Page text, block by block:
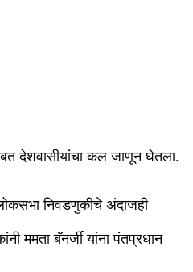
देशवासीयांचा कल जाणून घेतला.
निवडणुकीचे अंदाजही
ममता बॅनर्जी यांना पंतप्रधान